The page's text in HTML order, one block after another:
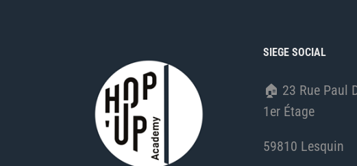
SIEGE SOCIAL
🏠︎ 23 Rue Paul
1er Étage
59810 Lesquin